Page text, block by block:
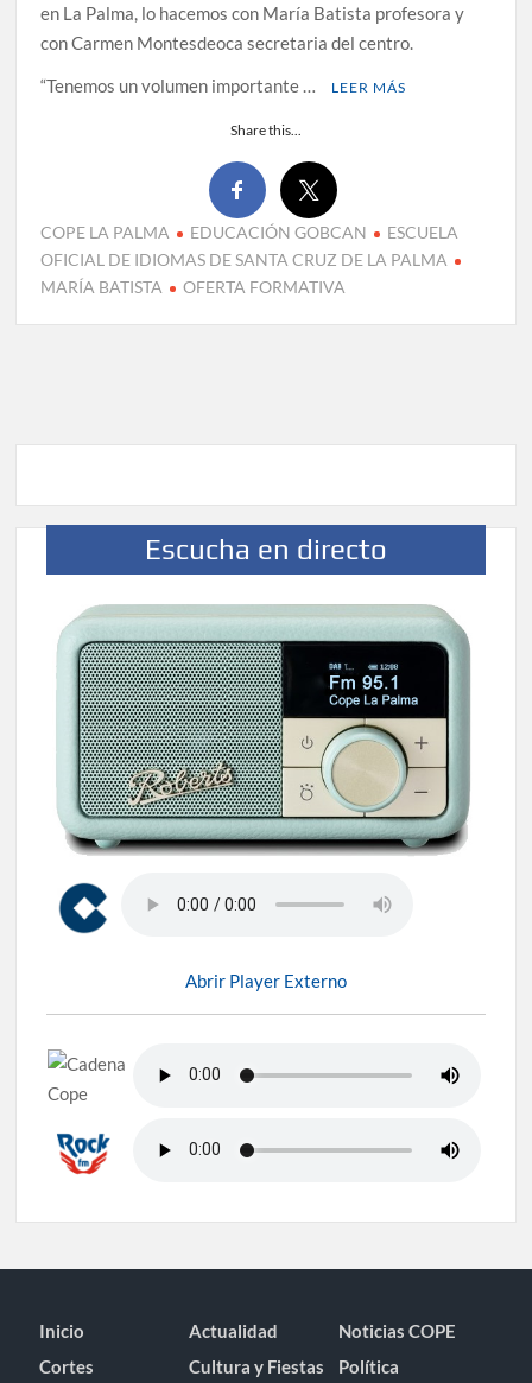
en La Palma, lo hacemos con María Batista profesora y
con Carmen Montesdeoca secretaria del centro.
“Tenemos un volumen importante …
LEER MÁS
Share this...
COPE LA PALMA EDUCACIÓN GOBCAN
ESCUELA
OFICIAL DE IDIOMAS DE SANTA CRUZ DE LA PALMA
MARÍA BATISTA
OFERTA FORMATIVA
Escucha en directo
Abrir Player Externo
Inicio Actualidad
Noticias COPE
Cortes
Cultura y Fiestas Política